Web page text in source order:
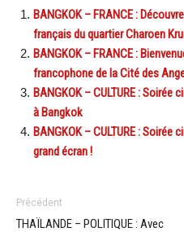
BANGKOK – FRANCE :
français du quartier Charoen
BANGKOK – FRANCE :
francophone de la Cité des
BANGKOK – CULTURE : Soirée
à Bangkok
BANGKOK – CULTURE : Soirée
grand écran !
Précédent
THAÏLANDE – POLITIQUE : Avec